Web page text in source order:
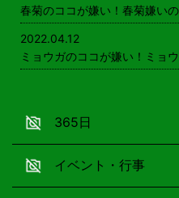
春菊のココが嫌い！春菊嫌い
2022.04.12
ミョウガのココが嫌い！ミョ
365日
イベント・行事